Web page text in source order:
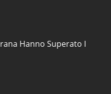
Hanno Superato I